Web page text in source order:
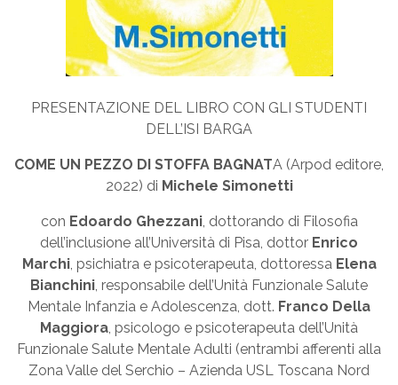
PRESENTAZIONE DEL LIBRO CON GLI STUDENTI
DELL’ISI BARGA
COME UN PEZZO DI STOFFA BAGNATA (Arpod editore,
2022) di Michele Simonetti
con Edoardo Ghezzani, dottorando di Filosofia
dell’inclusione all’Università di Pisa, dottor Enrico
Marchi, psichiatra e psicoterapeuta, dottoressa Elena
Bianchini, responsabile dell’Unità Funzionale Salute
Mentale Infanzia e Adolescenza, dott. Franco Della
Maggiora, psicologo e psicoterapeuta dell’Unità
Funzionale Salute Mentale Adulti (entrambi afferenti alla
Zona Valle del Serchio – Azienda USL Toscana Nord